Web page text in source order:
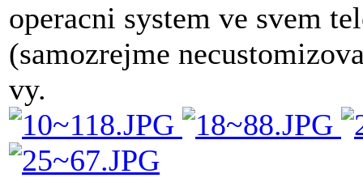
operacni system ve svem
(samozrejme
vy.